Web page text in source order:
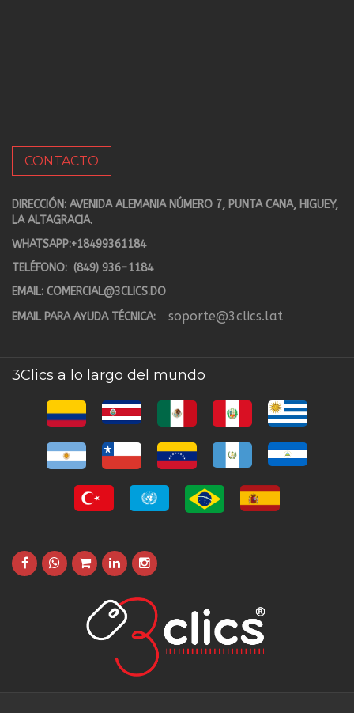
CONTACTO
DIRECCIÓN: AVENIDA ALEMANIA NÚMERO 7, PUNTA CANA, HIGUEY,
LA ALTAGRACIA.
WHATSAPP:+18499361184
TELÉFONO: (849) 936-1184
EMAIL: COMERCIAL@3CLICS.DO
EMAIL PARA AYUDA TÉCNICA:
soporte@3clics.lat
3Clics a lo largo del mundo